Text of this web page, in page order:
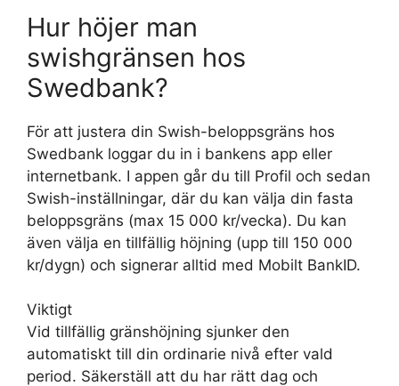
Hur höjer man
swishgränsen hos
Swedbank?
För att justera din Swish-beloppsgräns hos
Swedbank loggar du in i bankens app eller
internetbank. I appen går du till Profil och sedan
Swish-inställningar, där du kan välja din fasta
beloppsgräns (max 15 000 kr/vecka). Du kan
även välja en tillfällig höjning (upp till 150 000
kr/dygn) och signerar alltid med Mobilt BankID.
Viktigt
Vid tillfällig gränshöjning sjunker den
automatiskt till din ordinarie nivå efter vald
period. Säkerställ att du har rätt dag och